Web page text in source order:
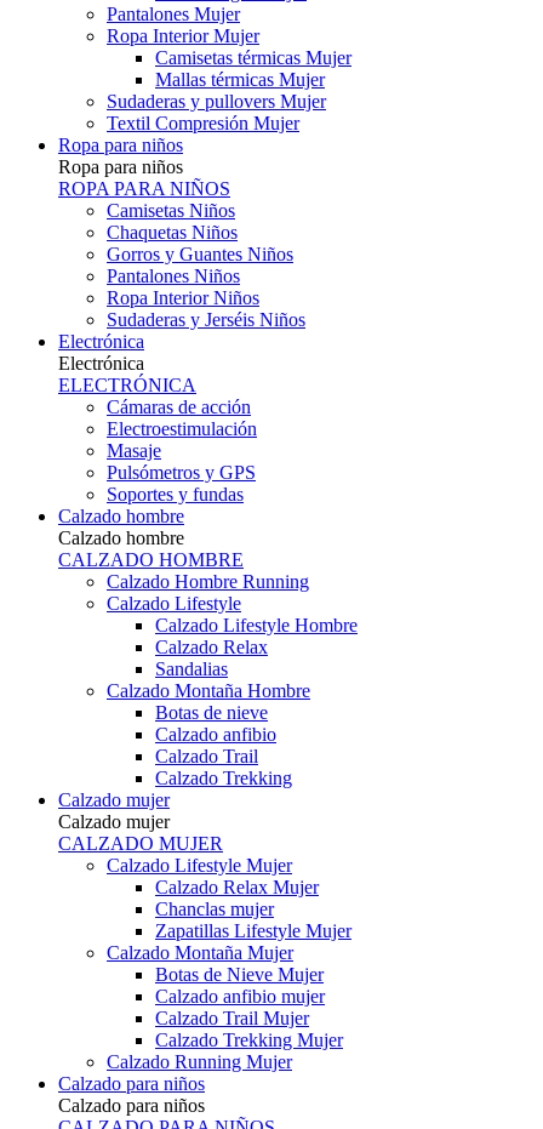
Pantalones Mujer
Ropa Interior Mujer
Camisetas térmicas Mujer
Mallas térmicas Mujer
Sudaderas y pullovers Mujer
Textil Compresión Mujer
Ropa para niños
Ropa para niños
ROPA PARA NIÑOS
Camisetas Niños
Chaquetas Niños
Gorros y Guantes Niños
Pantalones Niños
Ropa Interior Niños
Sudaderas y Jerséis Niños
Electrónica
Electrónica
ELECTRÓNICA
Cámaras de acción
Electroestimulación
Masaje
Pulsómetros y GPS
Soportes y fundas
Calzado hombre
Calzado hombre
CALZADO HOMBRE
Calzado Hombre Running
Calzado Lifestyle
Calzado Lifestyle Hombre
Calzado Relax
Sandalias
Calzado Montaña Hombre
Botas de nieve
Calzado anfibio
Calzado Trail
Calzado Trekking
Calzado mujer
Calzado mujer
CALZADO MUJER
Calzado Lifestyle Mujer
Calzado Relax Mujer
Chanclas mujer
Zapatillas Lifestyle Mujer
Calzado Montaña Mujer
Botas de Nieve Mujer
Calzado anfibio mujer
Calzado Trail Mujer
Calzado Trekking Mujer
Calzado Running Mujer
Calzado para niños
Calzado para niños